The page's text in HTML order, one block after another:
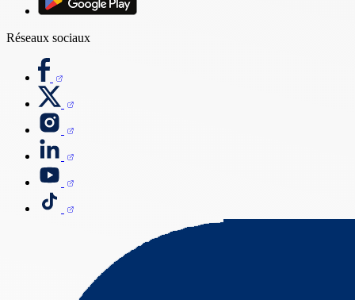
Réseaux sociaux